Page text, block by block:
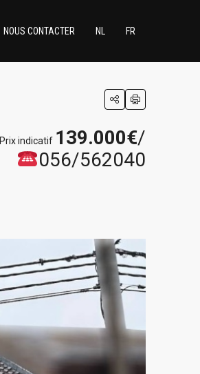
NOUS CONTACTER NL FR
Prix indicatif 139.000€/
056/562040